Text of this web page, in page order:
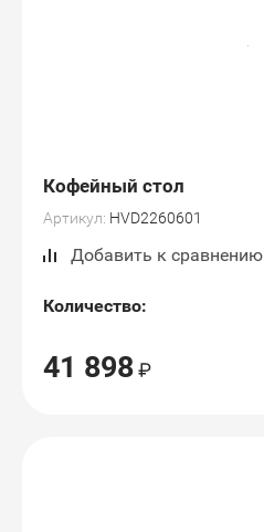
Кофейный стол
Артикул: HVD2260601
Добавить к сравнению
Количество:
41 898